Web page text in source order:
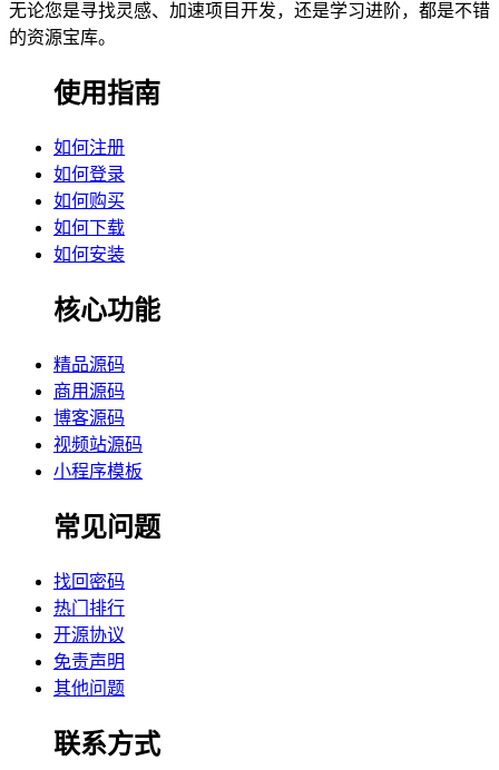
无论您是寻找灵感、加速项目开发，还是学习进阶，都是不错
的资源宝库。
使用指南
如何注册
如何登录
如何购买
如何下载
如何安装
核心功能
精品源码
商用源码
博客源码
视频站源码
小程序模板
常见问题
找回密码
热门排行
开源协议
免责声明
其他问题
联系方式